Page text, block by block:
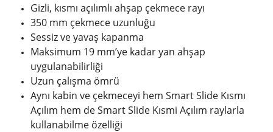
Gizli, kısmı açılımlı ahşap çekmece rayı
350 mm çekmece uzunluğu
Sessiz ve yavaş kapanma
Maksimum 19 mm’ye kadar yan ahşap
uygulanabilirliği
Uzun çalışma ömrü
Aynı kabin ve çekmeceyi hem Smart Slide Kısmı
Açılım hem de Smart Slide Kısmi Açılım raylarla
kullanabilme özelliği